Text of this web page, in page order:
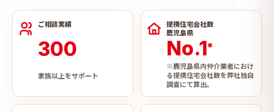
ご相談実績
300
家族以上をサポート
提携住宅会社数
鹿児島県
No.1※
※鹿児島県内仲介業者におけ
る提携住宅会社数を弊社独自
調査にて算出。